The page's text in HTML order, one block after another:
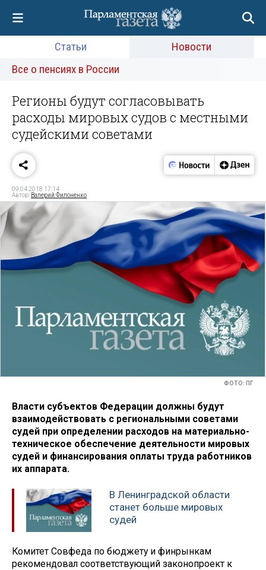
Статьи
Новости
Все о пенсиях в России
Регионы будут согласовывать
расходы мировых судов с местными
судейскими советами
09.04.2018 17:14
Автор: Валерий Филоненко
ФОТО: ПГ
Власти субъектов Федерации должны будут
взаимодействовать с региональными советами
судей при определении расходов на материально-
техническое обеспечение деятельности мировых
судей и финансирования оплаты труда работников
их аппарата.
В Ленинградской области
станет больше мировых
судей
Комитет Совфеда по бюджету и финрынкам
рекомендовал соответствующий законопроект к